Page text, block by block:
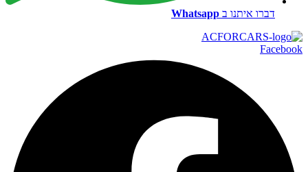
דברו איתנו ב Whatsapp
Facebook